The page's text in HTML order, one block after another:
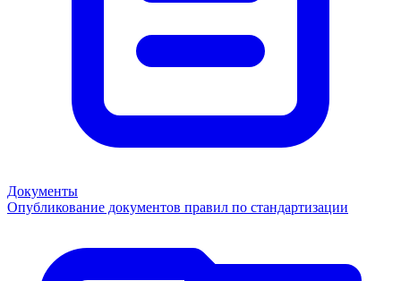
Документы
Опубликование документов правил по стандартизации